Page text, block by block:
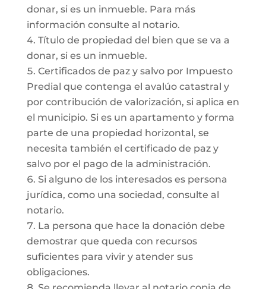
donar, si es un inmueble. Para más
información consulte al notario.
Título de propiedad del bien que se va a
donar, si es un inmueble.
Certificados de paz y salvo por Impuesto
Predial que contenga el avalúo catastral y
por contribución de valorización, si aplica en
el municipio. Si es un apartamento y forma
parte de una propiedad horizontal, se
necesita también el certificado de paz y
salvo por el pago de la administración.
Si alguno de los interesados es persona
jurídica, como una sociedad, consulte al
notario.
La persona que hace la donación debe
demostrar que queda con recursos
suficientes para vivir y atender sus
obligaciones.